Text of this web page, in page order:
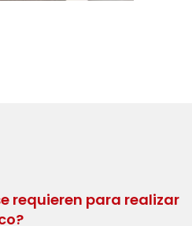
requieren para realizar